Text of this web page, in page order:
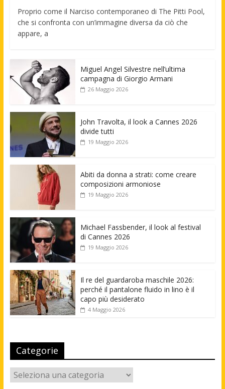
Proprio come il Narciso contemporaneo di The Pitti Pool,
che si confronta con un’immagine diversa da ciò che
appare, a
Miguel Angel Silvestre nell’ultima
campagna di Giorgio Armani
26 Maggio 2026
John Travolta, il look a Cannes 2026
divide tutti
19 Maggio 2026
Abiti da donna a strati: come creare
composizioni armoniose
19 Maggio 2026
Michael Fassbender, il look al festival
di Cannes 2026
19 Maggio 2026
Il re del guardaroba maschile 2026:
perché il pantalone fluido in lino è il
capo più desiderato
4 Maggio 2026
Categorie
Categorie